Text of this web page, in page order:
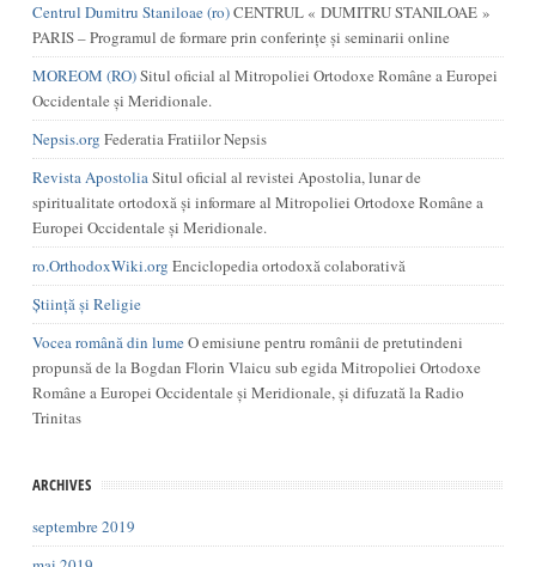
Centrul Dumitru Staniloae (ro)CENTRUL « DUMITRU STANILOAE »
PARIS – Programul de formare prin conferințe și seminarii online
MOREOM (RO)Situl oficial al Mitropoliei Ortodoxe Române a Europei
Occidentale și Meridionale.
Nepsis.org Federatia Fratiilor Nepsis
Revista ApostoliaSitul oficial al revistei Apostolia, lunar de
spiritualitate ortodoxă și informare al Mitropoliei Ortodoxe Române a
Europei Occidentale și Meridionale.
ro.OrthodoxWiki.org Enciclopedia ortodoxă colaborativă
Știință și Religie
Vocea română din lumeO emisiune pentru românii de pretutindeni
propunsă de la Bogdan Florin Vlaicu sub egida Mitropoliei Ortodoxe
Române a Europei Occidentale și Meridionale, și difuzată la Radio
Trinitas
ARCHIVES
septembre 2019